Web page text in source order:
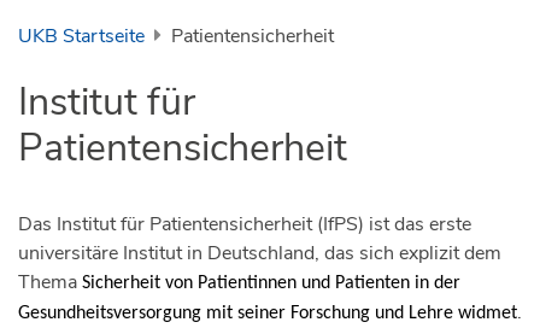
UKB Startseite Patientensicherheit
Institut für
Patientensicherheit
Das Institut für Patientensicherheit (IfPS) ist das erste
universitäre Institut in Deutschland, das sich explizit dem
Thema Sicherheit von Patientinnen und Patienten in der
Gesundheitsversorgung mit seiner Forschung und Lehre widmet.